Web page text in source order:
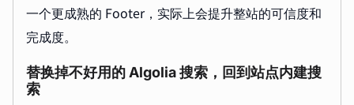
一个更成熟的 Footer，实际上会提升整站的可信度和
完成度。
替换掉不好用的 Algolia 搜索，回到站点内建搜
索